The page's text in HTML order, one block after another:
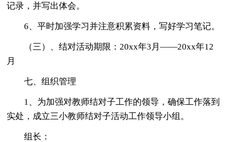
记录，并写出体会。
6、平时加强学习并注意积累资料，写好学习笔记。
（三）、结对活动期限：20xx年3月——20xx年12
月
七、组织管理
1、为加强对教师结对子工作的领导，确保工作落到
实处，成立三小教师结对子活动工作领导小组。
组长：